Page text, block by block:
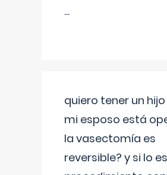
...
quiero tener un
mi esposo está
la vasectomía es
reversible? y si lo